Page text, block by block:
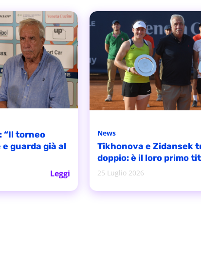
“Il torneo
guarda già al
Leggi
News
Tikhonova e Zidansek
doppio: è il loro primo
25 Luglio 2026